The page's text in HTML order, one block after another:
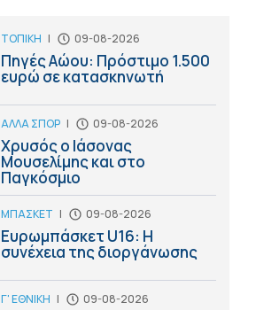
ΤΟΠΙΚΗ | 09-08-2026
Πηγές Αώου: Πρόστιμο 1.500
ευρώ σε κατασκηνωτή
ΑΛΛΑ ΣΠΟΡ | 09-08-2026
Χρυσός ο Ιάσονας
Μουσελίμης και στο
Παγκόσμιο
ΜΠΑΣΚΕΤ | 09-08-2026
Ευρωμπάσκετ U16: Η
συνέχεια της διοργάνωσης
Γ' ΕΘΝΙΚΗ | 09-08-2026